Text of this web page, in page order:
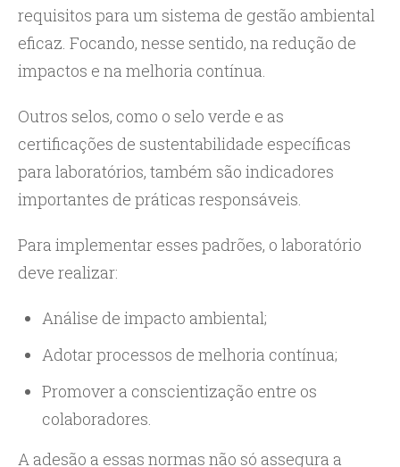
requisitos para um sistema de gestão ambiental
eficaz. Focando, nesse sentido, na redução de
impactos e na melhoria contínua.
Outros selos, como o selo verde e as
certificações de sustentabilidade específicas
para laboratórios, também são indicadores
importantes de práticas responsáveis.
Para implementar esses padrões, o laboratório
deve realizar:
Análise de impacto ambiental;
Adotar processos de melhoria contínua;
Promover a conscientização entre os
colaboradores.
A adesão a essas normas não só assegura a